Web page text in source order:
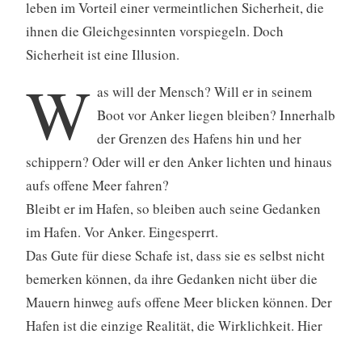
leben im Vorteil einer vermeintlichen Sicherheit, die
ihnen die Gleichgesinnten vorspiegeln. Doch
Sicherheit ist eine Illusion.
W as will der Mensch? Will er in seinem
Boot vor Anker liegen bleiben? Innerhalb
der Grenzen des Hafens hin und her
schippern? Oder will er den Anker lichten und hinaus
aufs offene Meer fahren?
Bleibt er im Hafen, so bleiben auch seine Gedanken
im Hafen. Vor Anker. Eingesperrt.
Das Gute für diese Schafe ist, dass sie es selbst nicht
bemerken können, da ihre Gedanken nicht über die
Mauern hinweg aufs offene Meer blicken können. Der
Hafen ist die einzige Realität, die Wirklichkeit. Hier